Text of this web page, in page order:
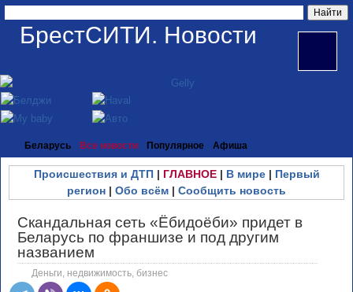
БрестСИТИ. Новости
Беларусь Все новости Популярное Афиша
Происшествия и ДТП| ГЛАВНОЕ| В мире| Первый
регион | Обо всём | Сообщить новость
Скандальная сеть «Ёбидоёби» придет в
Беларусь по франшизе и под другим
названием
Деньги, недвижимость, бизнес